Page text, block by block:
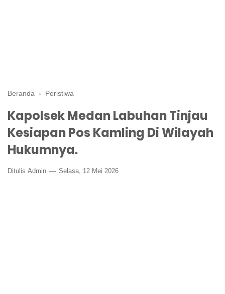
Beranda › Peristiwa
Kapolsek Medan Labuhan Tinjau
Kesiapan Pos Kamling Di Wilayah
Hukumnya.
Ditulis Admin Selasa, 12 Mei 2026